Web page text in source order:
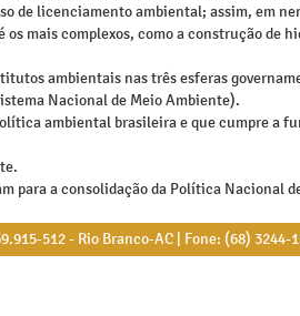
de licenciamento ambiental; assim, em
mais complexos, como a construção de
ambientais nas três esferas
Nacional de Meio Ambiente).
ambiental brasileira e que cumpre a
a consolidação da Política Nacional
512 - Rio Branco-AC | Fone: (68)